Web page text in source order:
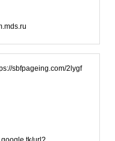
sbfpageing.com/2lygf